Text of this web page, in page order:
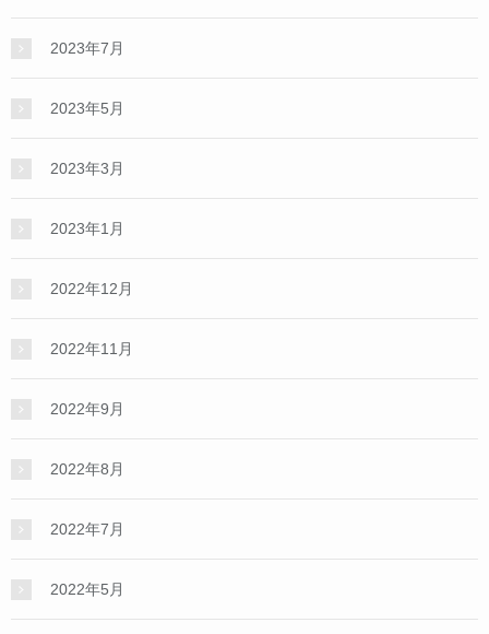
2023年7月
2023年5月
2023年3月
2023年1月
2022年12月
2022年11月
2022年9月
2022年8月
2022年7月
2022年5月